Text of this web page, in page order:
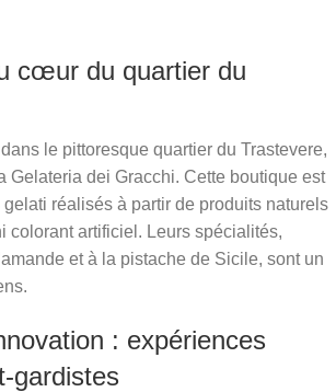
cœur du quartier du
le pittoresque quartier du Trastevere,
Gelateria dei Gracchi. Cette boutique est
réalisés à partir de produits naturels
colorant artificiel. Leurs spécialités,
et à la pistache de Sicile, sont un
: expériences
gardistes